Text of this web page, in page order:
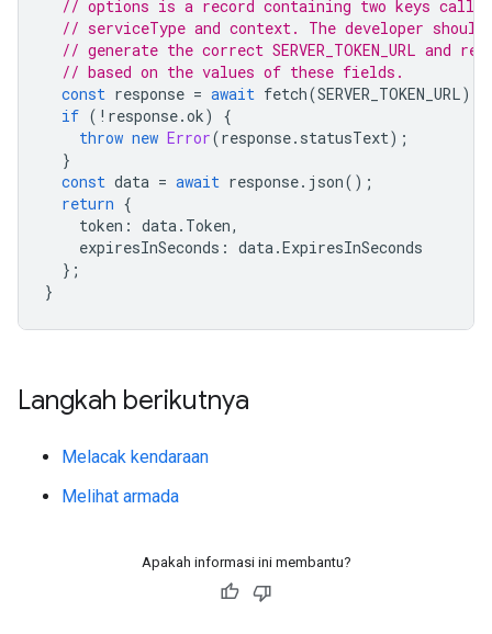
// options is a record containing two keys called
// serviceType and context. The developer should
// generate the correct SERVER_TOKEN_URL and
// based on the values of these fields.
const response = await fetch(SERVER_TOKEN_URL);
if ( ! response.ok)
{
throw new Error(response. statusText);
}
const data = await response. json();
return {
token : data. Token,
expiresInSeconds : data.ExpiresInSeconds
};
}
Langkah berikutnya
Melacak kendaraan
Melihat armada
Apakah informasi ini membantu?